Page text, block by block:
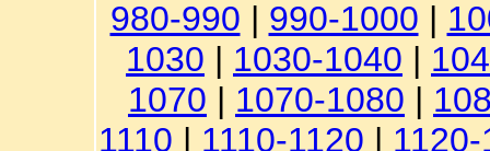
980-990 | 990-1000 |
1030 | 1030-1040 |
1070 | 1070-1080 |
1110 | 1110-1120 |